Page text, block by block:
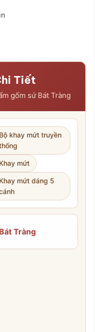
Tiết
gốm sứ Bát Tràng
Bộ khay mứt truyền
mứt
Khay mứt dáng 5
Tràng